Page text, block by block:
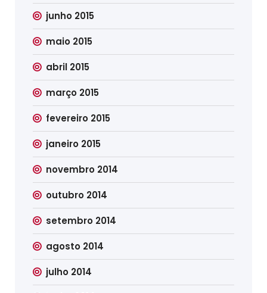
junho 2015
maio 2015
abril 2015
março 2015
fevereiro 2015
janeiro 2015
novembro 2014
outubro 2014
setembro 2014
agosto 2014
julho 2014